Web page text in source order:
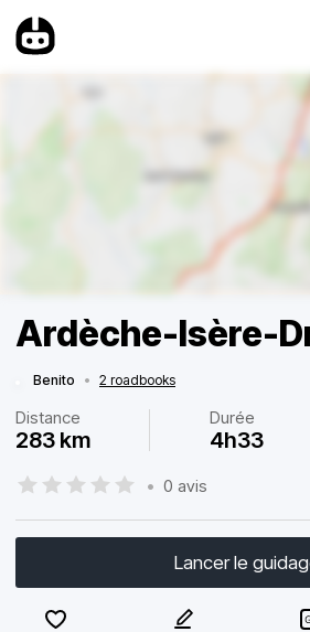
Ardèche-Isère-
Benito • 2 roadbooks
Distance
283 km
Durée
4h33
• 0 avis
Lancer le